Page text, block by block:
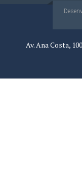
Av. Ana Costa,